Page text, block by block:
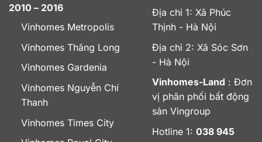
2010 – 2016
Vinhomes Metropolis
Vinhomes Thăng Long
Vinhomes Gardenia
Vinhomes Nguyễn Chí
Thanh
Vinhomes Times City
Địa chỉ 1: Xã Phúc
Thịnh - Hà Nội
Địa chỉ 2: Xã Sóc Sơn
- Hà Nội
Vinhomes-Land : Đơn
vị phân phối bất động
sản Vingroup
Hotline 1: 038 945